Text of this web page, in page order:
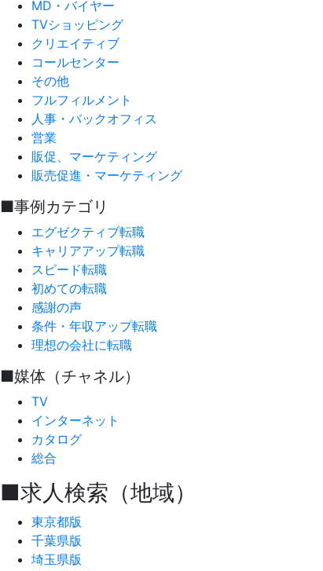
MD・バイヤー
TVショッピング
クリエイティブ
コールセンター
その他
フルフィルメント
人事・バックオフィス
営業
販促、マーケティング
販売促進・マーケティング
■事例カテゴリ
エグゼクティブ転職
キャリアアップ転職
スピード転職
初めての転職
感謝の声
条件・年収アップ転職
理想の会社に転職
■媒体（チャネル）
TV
インターネット
カタログ
総合
■求人検索（地域）
東京都版
千葉県版
埼玉県版